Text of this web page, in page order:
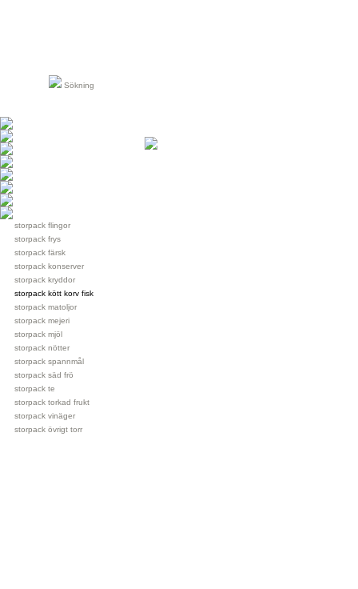
Sökning
storpack flingor
storpack frys
storpack färsk
storpack konserver
storpack kryddor
storpack kött korv fisk
storpack matoljor
storpack mejeri
storpack mjöl
storpack nötter
storpack spannmål
storpack säd frö
storpack te
storpack torkad frukt
storpack vinäger
storpack övrigt torr